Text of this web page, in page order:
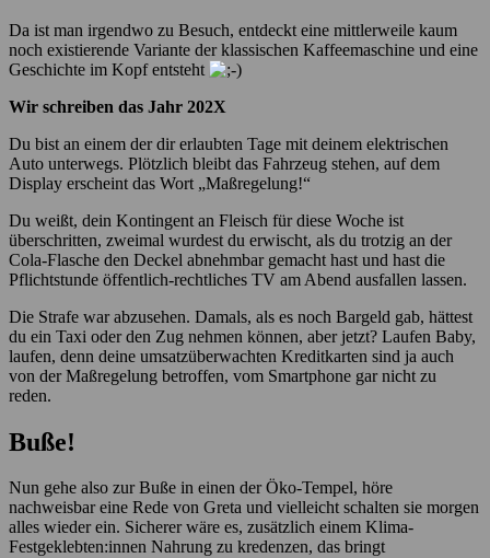
Da ist man irgendwo zu Besuch, entdeckt eine mittlerweile kaum
noch existierende Variante der klassischen Kaffeemaschine und eine
Geschichte im Kopf entsteht
Wir schreiben das Jahr 202X
Du bist an einem der dir erlaubten Tage mit deinem elektrischen
Auto unterwegs. Plötzlich bleibt das Fahrzeug stehen, auf dem
Display erscheint das Wort „Maßregelung!“
Du weißt, dein Kontingent an Fleisch für diese Woche ist
überschritten, zweimal wurdest du erwischt, als du trotzig an der
Cola-Flasche den Deckel abnehmbar gemacht hast und hast die
Pflichtstunde öffentlich-rechtliches TV am Abend ausfallen lassen.
Die Strafe war abzusehen. Damals, als es noch Bargeld gab, hättest
du ein Taxi oder den Zug nehmen können, aber jetzt? Laufen Baby,
laufen, denn deine umsatzüberwachten Kreditkarten sind ja auch
von der Maßregelung betroffen, vom Smartphone gar nicht zu
reden.
Buße!
Nun gehe also zur Buße in einen der Öko-Tempel, höre
nachweisbar eine Rede von Greta und vielleicht schalten sie morgen
alles wieder ein. Sicherer wäre es, zusätzlich einem Klima-
Festgeklebten:innen Nahrung zu kredenzen, das bringt